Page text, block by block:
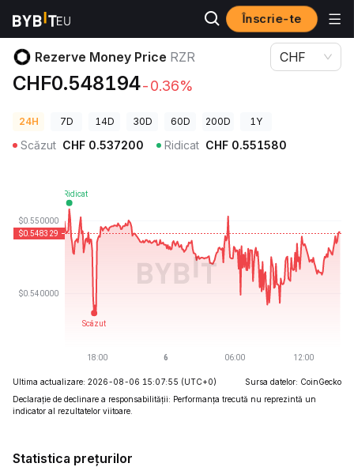
Înscrie-te
Prețuri Crypto Rezerve Money Price RZR
Rezerve Money Price RZR
CHF0.548194-0.36%
CHF
24H 7D 14D 30D 60D 200D 1Y
Scăzut CHF 0.537200 Ridicat CHF 0.551580
Ultima actualizare: 2026-08-06 15:07:55 (UTC+0)
Sursa datelor: CoinGecko
Declarație de declinare a responsabilității: Performanța trecută nu reprezintă un
indicator al rezultatelor viitoare.
Statistica prețurilor